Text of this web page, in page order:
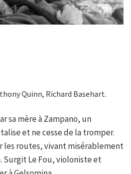
Quinn, Richard Basehart.
sa mère à Zampano, un
et ne cesse de la tromper.
les routes, vivant misérablement
Surgit Le Fou, violoniste et